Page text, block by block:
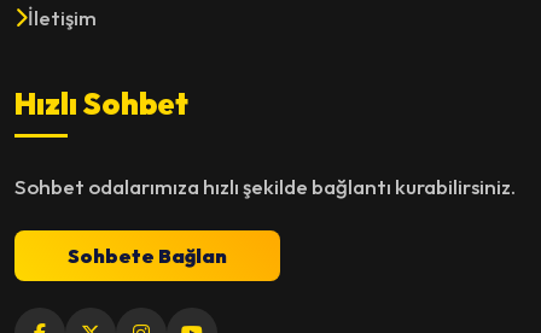
İletişim
Hızlı Sohbet
Sohbet odalarımıza hızlı şekilde bağlantı kurabilirsiniz.
Sohbete Bağlan